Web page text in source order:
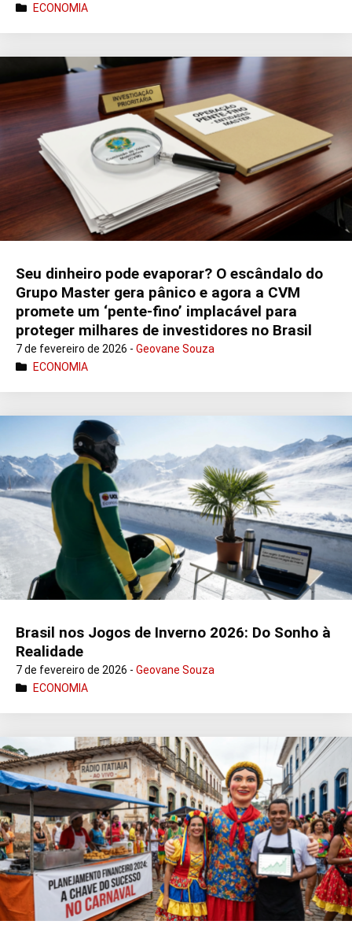
ECONOMIA
Seu dinheiro pode evaporar? O escândalo do
Grupo Master gera pânico e agora a CVM
promete um ‘pente-fino’ implacável para
proteger milhares de investidores no Brasil
7 de fevereiro de 2026 - Geovane Souza
ECONOMIA
Brasil nos Jogos de Inverno 2026: Do Sonho à
Realidade
7 de fevereiro de 2026 - Geovane Souza
ECONOMIA